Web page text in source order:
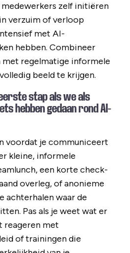
zelf initiëren
verzuim of verloop
met AI-
hebben. Combineer
regelmatige informele
beeld te krijgen.
stap als we als
hebben gedaan rond AI-
voordat je communiceert
kleine, informele
een korte check-
overleg, of anonieme
achterhalen waar de
Pas als je weet wat er
reageren met
of trainingen die